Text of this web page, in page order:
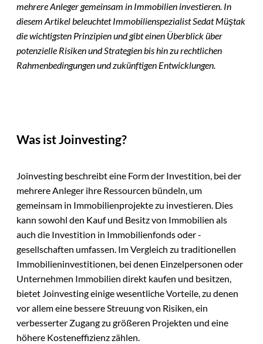
mehrere Anleger gemeinsam in Immobilien investieren. In
diesem Artikel beleuchtet Immobilienspezialist Sedat Müştak
die wichtigsten Prinzipien und gibt einen Überblick über
potenzielle Risiken und Strategien bis hin zu rechtlichen
Rahmenbedingungen und zukünftigen Entwicklungen.
Was ist Joinvesting?
Joinvesting beschreibt eine Form der Investition, bei der
mehrere Anleger ihre Ressourcen bündeln, um
gemeinsam in Immobilienprojekte zu investieren. Dies
kann sowohl den Kauf und Besitz von Immobilien als
auch die Investition in Immobilienfonds oder -
gesellschaften umfassen. Im Vergleich zu traditionellen
Immobilieninvestitionen, bei denen Einzelpersonen oder
Unternehmen Immobilien direkt kaufen und besitzen,
bietet Joinvesting einige wesentliche Vorteile, zu denen
vor allem eine bessere Streuung von Risiken, ein
verbesserter Zugang zu größeren Projekten und eine
höhere Kosteneffizienz zählen.